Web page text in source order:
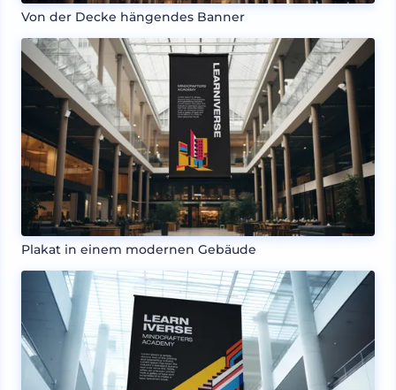
Von der Decke hängendes Banner
Plakat in einem modernen Gebäude